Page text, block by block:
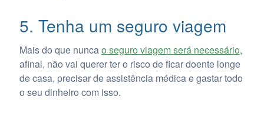
5. Tenha um seguro viagem
Mais do que nuncao seguro viagem será necessário,
afinal, não vai querer ter o risco de ficar doente longe
de casa, precisar de assistência médica e gastar todo
o seu dinheiro com isso.